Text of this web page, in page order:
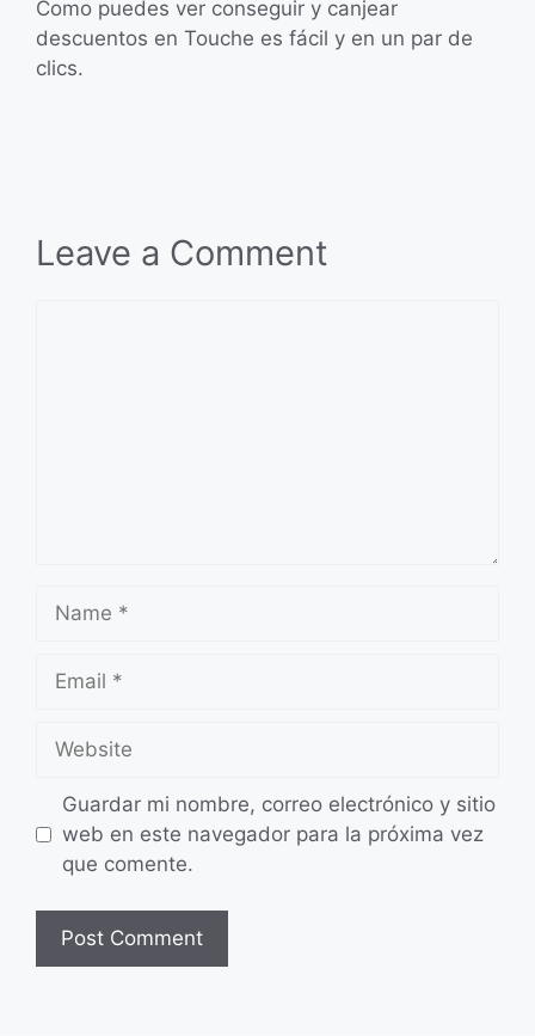
Como puedes ver conseguir y canjear
descuentos en Touche es fácil y en un par de
clics.
Leave a Comment
Name
Email
Website
Guardar mi nombre, correo electrónico y sitio
web en este navegador para la próxima vez
que comente.